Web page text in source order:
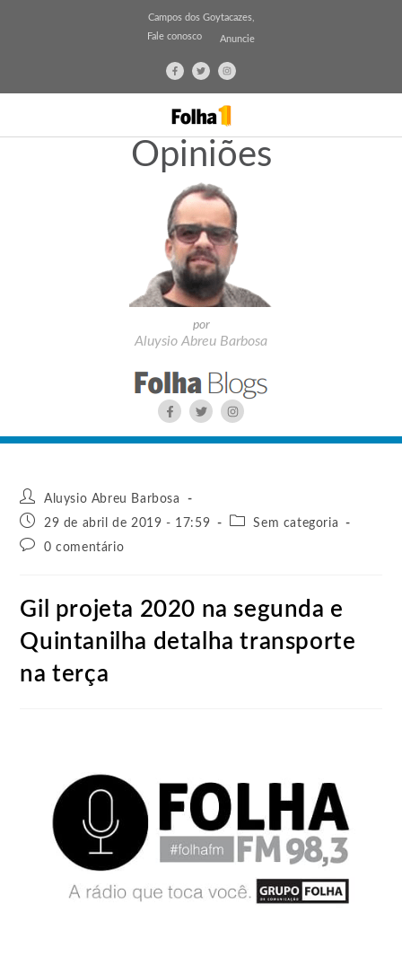
Campos dos Goytacazes,
Fale conosco
Anuncie
Opiniões
por
Aluysio Abreu Barbosa
Aluysio Abreu Barbosa
29 de abril de 2019 - 17:59
Sem categoria
0 comentário
Gil projeta 2020 na segunda e
Quintanilha detalha transporte
na terça